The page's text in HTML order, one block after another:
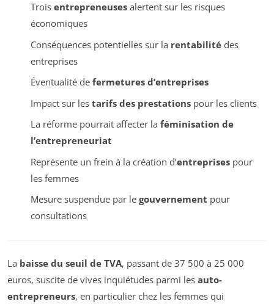
Trois entrepreneusesalertent sur les risques
économiques
Conséquences potentielles sur la rentabilitédes
entreprises
Éventualité de fermetures d’entreprises
Impact sur les tarifs des prestationspour les clients
La réforme pourrait affecter la féminisation de
l’entrepreneuriat
Représente un frein à la création d’entreprisespour
les femmes
Mesure suspendue par le gouvernement pour
consultations
La baisse du seuil de TVA, passant de 37 500 à 25 000
euros, suscite de vives inquiétudes parmi les auto-
entrepreneurs, en particulier chez les femmes qui